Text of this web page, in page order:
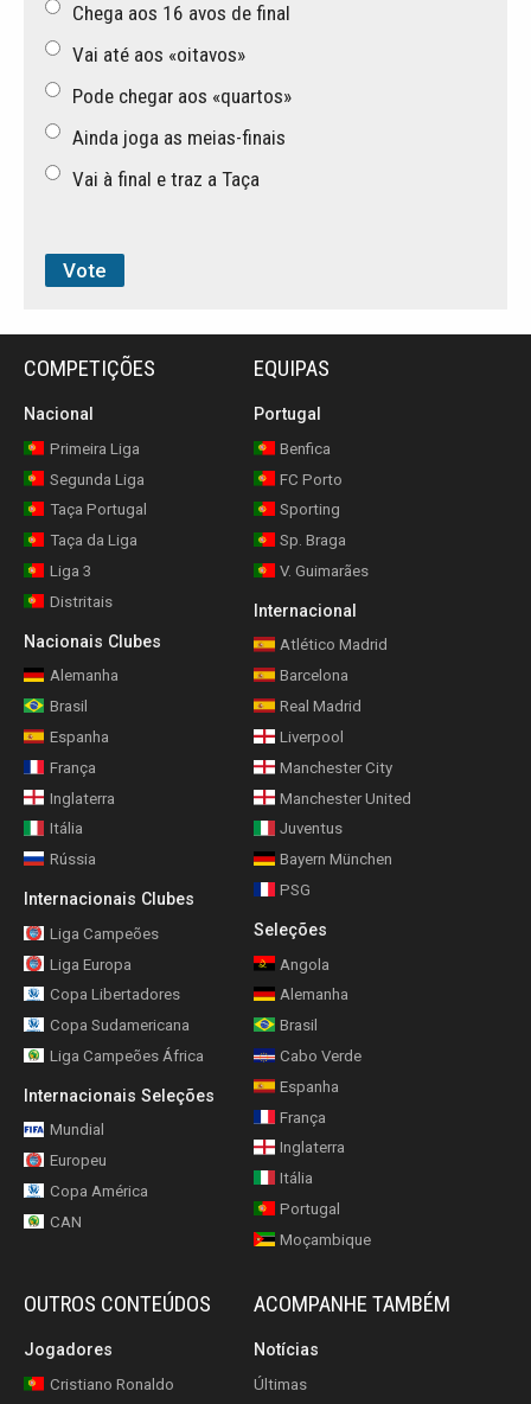
Chega aos 16 avos de final
Vai até aos «oitavos»
Pode chegar aos «quartos»
Ainda joga as meias-finais
Vai à final e traz a Taça
COMPETIÇÕES
Nacional
Primeira Liga
Segunda Liga
Taça Portugal
Taça da Liga
Liga 3
Distritais
Nacionais Clubes
Alemanha
Brasil
Espanha
França
Inglaterra
Itália
Rússia
Internacionais Clubes
Liga Campeões
Liga Europa
Copa Libertadores
Copa Sudamericana
Liga Campeões África
Internacionais Seleções
Mundial
Europeu
Copa América
CAN
EQUIPAS
Portugal
Benfica
FC Porto
Sporting
Sp. Braga
V. Guimarães
Internacional
Atlético Madrid
Barcelona
Real Madrid
Liverpool
Manchester City
Manchester United
Juventus
Bayern München
PSG
Seleções
Angola
Alemanha
Brasil
Cabo Verde
Espanha
França
Inglaterra
Itália
Portugal
Moçambique
OUTROS CONTEÚDOS
Jogadores
Cristiano Ronaldo
ACOMPANHE TAMBÉM
Notícias
Últimas